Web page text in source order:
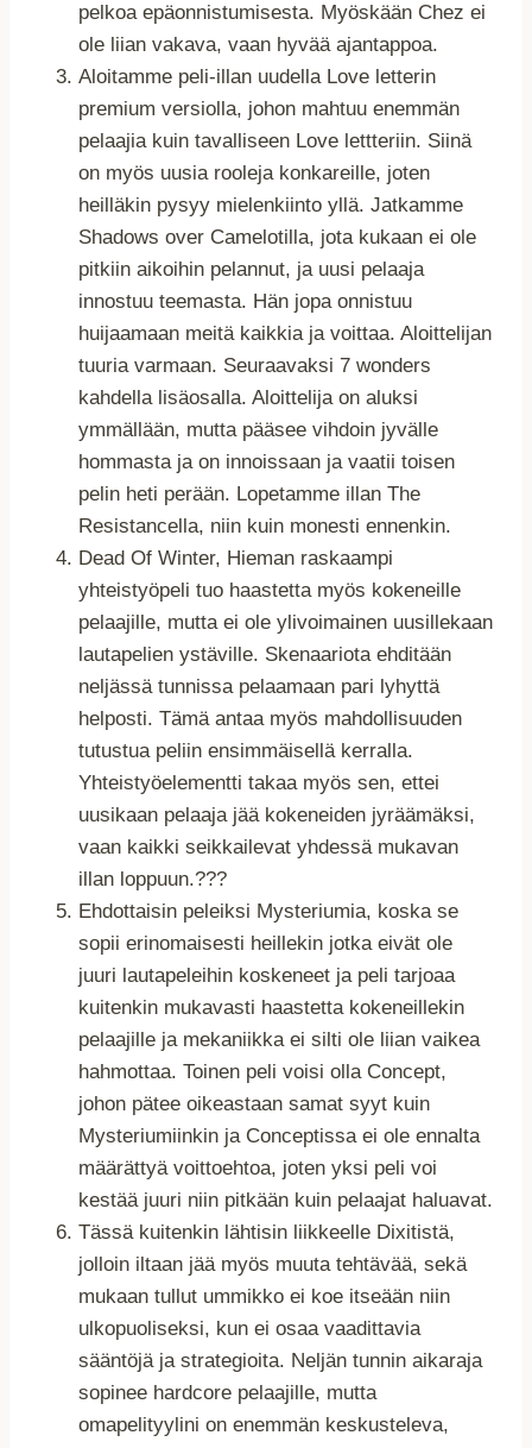
pelkoa epäonnistumisesta. Myöskään Chez ei
ole liian vakava, vaan hyvää ajantappoa.
Aloitamme peli-illan uudella Love letterin
premium versiolla, johon mahtuu enemmän
pelaajia kuin tavalliseen Love lettteriin. Siinä
on myös uusia rooleja konkareille, joten
heilläkin pysyy mielenkiinto yllä. Jatkamme
Shadows over Camelotilla, jota kukaan ei ole
pitkiin aikoihin pelannut, ja uusi pelaaja
innostuu teemasta. Hän jopa onnistuu
huijaamaan meitä kaikkia ja voittaa. Aloittelijan
tuuria varmaan. Seuraavaksi 7 wonders
kahdella lisäosalla. Aloittelija on aluksi
ymmällään, mutta pääsee vihdoin jyvälle
hommasta ja on innoissaan ja vaatii toisen
pelin heti perään. Lopetamme illan The
Resistancella, niin kuin monesti ennenkin.
Dead Of Winter, Hieman raskaampi
yhteistyöpeli tuo haastetta myös kokeneille
pelaajille, mutta ei ole ylivoimainen uusillekaan
lautapelien ystäville. Skenaariota ehditään
neljässä tunnissa pelaamaan pari lyhyttä
helposti. Tämä antaa myös mahdollisuuden
tutustua peliin ensimmäisellä kerralla.
Yhteistyöelementti takaa myös sen, ettei
uusikaan pelaaja jää kokeneiden jyräämäksi,
vaan kaikki seikkailevat yhdessä mukavan
illan loppuun.???
Ehdottaisin peleiksi Mysteriumia, koska se
sopii erinomaisesti heillekin jotka eivät ole
juuri lautapeleihin koskeneet ja peli tarjoaa
kuitenkin mukavasti haastetta kokeneillekin
pelaajille ja mekaniikka ei silti ole liian vaikea
hahmottaa. Toinen peli voisi olla Concept,
johon pätee oikeastaan samat syyt kuin
Mysteriumiinkin ja Conceptissa ei ole ennalta
määrättyä voittoehtoa, joten yksi peli voi
kestää juuri niin pitkään kuin pelaajat haluavat.
Tässä kuitenkin lähtisin liikkeelle Dixitistä,
jolloin iltaan jää myös muuta tehtävää, sekä
mukaan tullut ummikko ei koe itseään niin
ulkopuoliseksi, kun ei osaa vaadittavia
sääntöjä ja strategioita. Neljän tunnin aikaraja
sopinee hardcore pelaajille, mutta
omapelityylini on enemmän keskusteleva,